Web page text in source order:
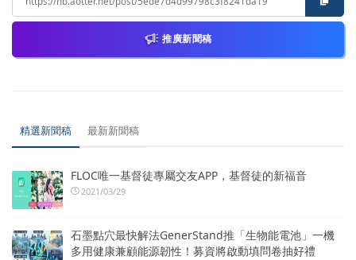
推廣新聞稿
精選新聞稿 最新新聞稿
FLOC唯一基督徒專屬交友APP，基督徒的新福音
2021/03/29
石墨點穴最快解法GenerStand推「生物能電池」一機
多用健康兼顧能源韌性！募資將啟動填問卷抽好禮